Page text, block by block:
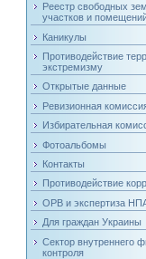
Реестр свободных
участков и
Каникулы
Противодействие
экстремизму
Открытые данные
Ревизионная
Избирательная
Фотоальбомы
Контакты
Противодействие
ОРВ и экспертиза
Для граждан Украины
Сектор внутреннего
контроля